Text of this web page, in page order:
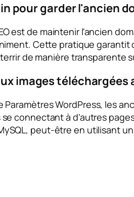
pour garder l'ancien
est de maintenir l'ancien
Cette pratique
de manière transparente
images téléchargées
WordPress, les
se connectant à d'autres
peut-être en utilisant